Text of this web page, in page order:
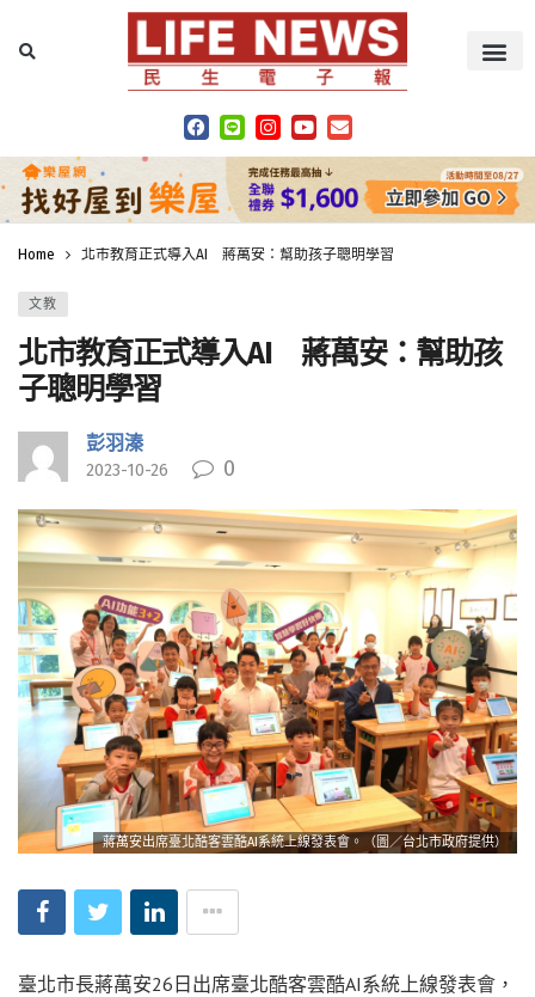
Home 北市教育正式導入AI 蔣萬安：幫助孩子聰明學習
文教
北市教育正式導入AI 蔣萬安：幫助孩
子聰明學習
彭羽溱
2023-10-26 0
蔣萬安出席臺北酷客雲酷AI系統上線發表會。（圖／台北市政府提供）
臺北市長蔣萬安26日出席臺北酷客雲酷AI系統上線發表會，